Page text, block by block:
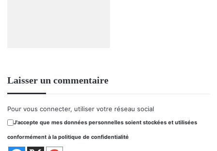
Laisser un commentaire
Pour vous connecter, utiliser votre réseau social
J'accepte que mes données personnelles soient stockées et utilisées
conformément à la politique de confidentialité